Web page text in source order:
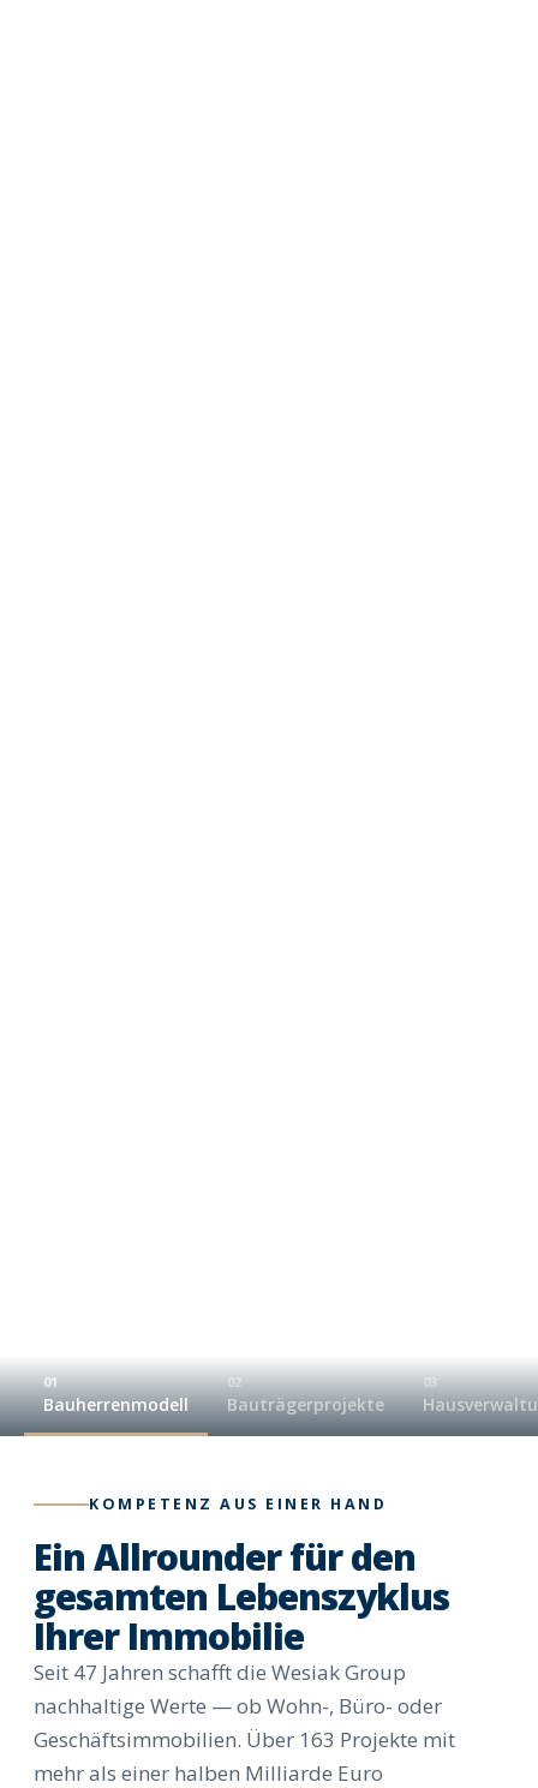
01
Bauherrenmodell
02
Bauträgerprojekte
03
KOMPETENZ AUS EINER HAND
Ein Allrounder für den
gesamten Lebenszyklus
Ihrer Immobilie
Seit 47 Jahren schafft die Wesiak Group
nachhaltige Werte — ob Wohn-, Büro- oder
Geschäftsimmobilien. Über 163 Projekte mit
mehr als einer halben Milliarde Euro